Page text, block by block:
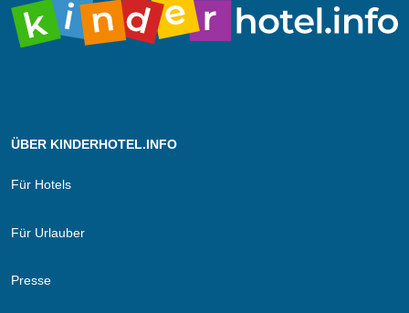
ÜBER KINDERHOTEL.INFO
Für Hotels
Für Urlauber
Presse